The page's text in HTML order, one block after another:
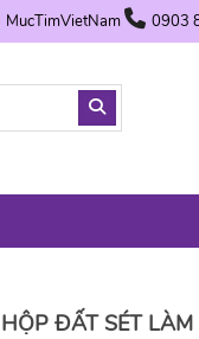
MucTimVietNam 0903
HỘP ĐẤT SÉT LÀM